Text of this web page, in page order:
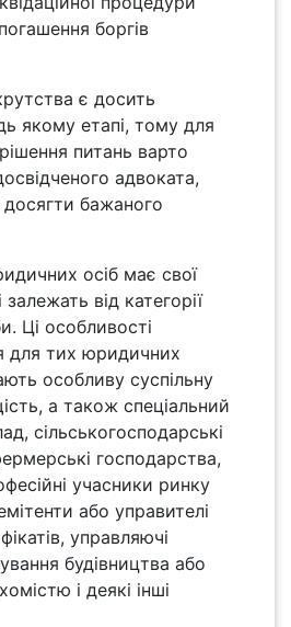
боргів
є досить
якому етапі, тому для
питань варто
адвоката,
бажаного
осіб має свої
від категорії
Ці особливості
для тих юридичних
особливу суспільну
а також спеціальний
сільськогосподарські
господарства,
учасники ринку
або управителі
управляючі
будівництва або
і деякі інші